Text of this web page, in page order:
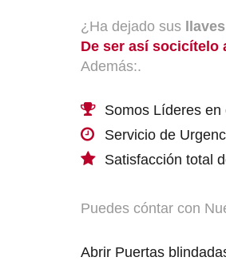
¿Ha dejado sus
De ser así socicítelo
Además:.
Somos Líderes en
Servicio de
Satisfacción total
Puedes cóntar con
Abrir Puertas